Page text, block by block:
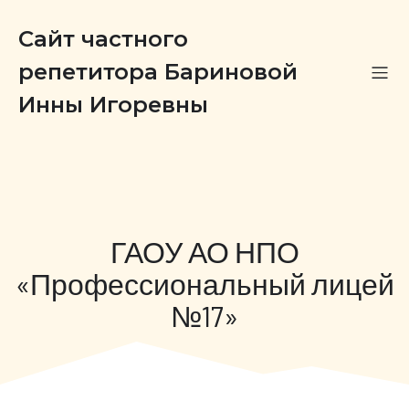
Сайт частного
репетитора Бариновой
Инны Игоревны
ГАОУ АО НПО
«Профессиональный лицей
№17»